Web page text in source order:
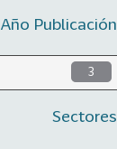
Año Publicación
3
Sectores